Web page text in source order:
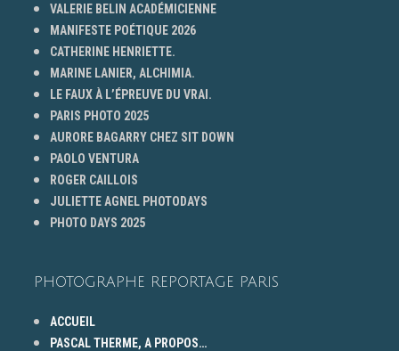
VALERIE BELIN ACADÉMICIENNE
MANIFESTE POÉTIQUE 2026
CATHERINE HENRIETTE.
MARINE LANIER, ALCHIMIA.
LE FAUX À L’ÉPREUVE DU VRAI.
PARIS PHOTO 2025
AURORE BAGARRY CHEZ SIT DOWN
PAOLO VENTURA
ROGER CAILLOIS
JULIETTE AGNEL PHOTODAYS
PHOTO DAYS 2025
PHOTOGRAPHE REPORTAGE PARIS
ACCUEIL
PASCAL THERME, A PROPOS…